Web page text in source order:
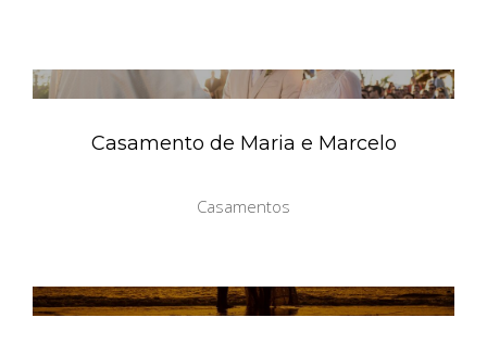
Casamento de Maria e Marcelo
Casamentos